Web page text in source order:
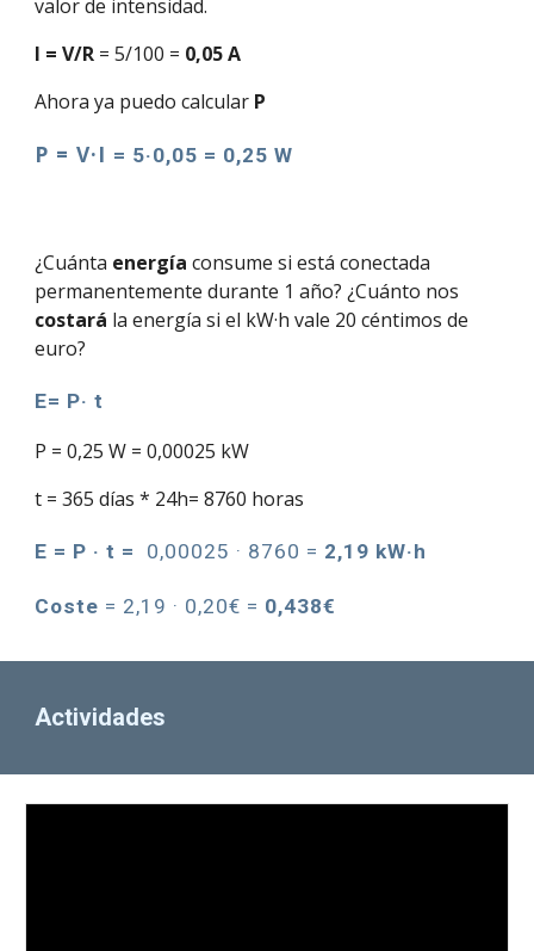
valor de intensidad.
I = V/R = 5/100 = 0,05 A
Ahora ya puedo calcular P
P = V·I = 5·0,05 = 0,25 W
¿Cuánta energía consume si está conectada
permanentemente durante 1 año? ¿Cuánto nos
costará la energía si el kW·h vale 20 céntimos de
euro?
E= P· t
P = 0,25 W = 0,00025 kW
t = 365 días * 24h=8760 horas
E = P · t = 0,00025 · 8760 = 2,19 kW·h
Coste = 2,19 · 0,20€ = 0,438€
Actividades